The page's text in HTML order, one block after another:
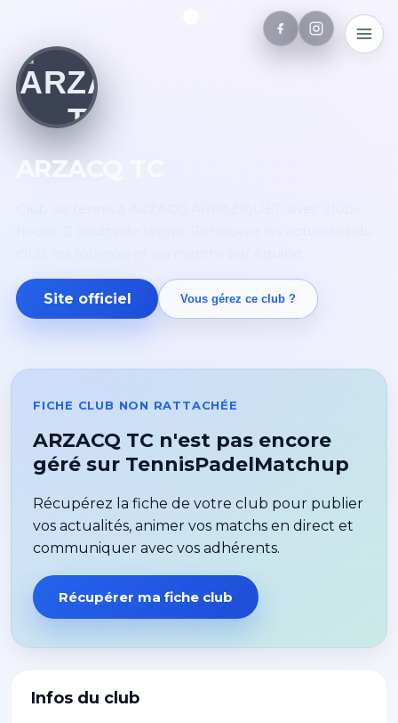
ARZACQ TC
Site officiel Vous gérez ce club ?
Infos du club
FICHE CLUB NON RATTACHÉE
ARZACQ TC n'est pas encore
géré sur TennisPadelMatchup
Récupérez la fiche de votre club pour publier
vos actualités, animer vos matchs en direct et
communiquer avec vos adhérents.
Récupérer ma fiche club